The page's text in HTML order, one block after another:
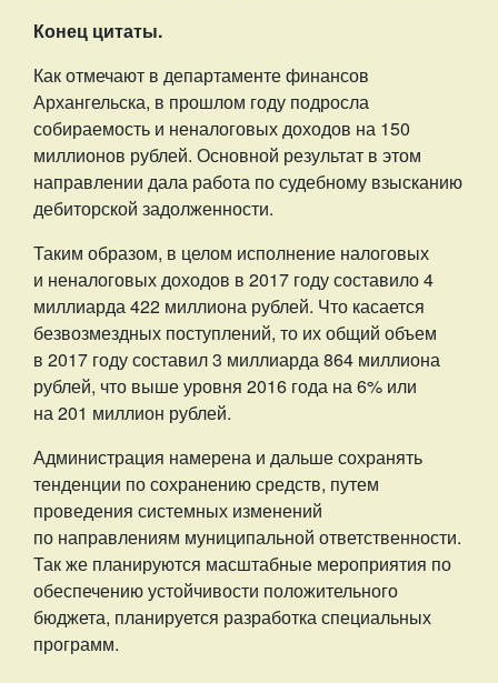
Конец цитаты.
Как отмечают в департаменте финансов
Архангельска, в прошлом году подросла
собираемость и неналоговых доходов на 150
миллионов рублей. Основной результат в этом
направлении дала работа по судебному взысканию
дебиторской задолженности.
Таким образом, в целом исполнение налоговых
и неналоговых доходов в 2017 году составило 4
миллиарда 422 миллиона рублей. Что касается
безвозмездных поступлений, то их общий объем
в 2017 году составил 3 миллиарда 864 миллиона
рублей, что выше уровня 2016 года на 6% или
на 201 миллион рублей.
Администрация намерена и дальше сохранять
тенденции по сохранению средств, путем
проведения системных изменений
по направлениям муниципальной ответственности.
Так же планируются масштабные мероприятия по
обеспечению устойчивости положительного
бюджета, планируется разработка специальных
программ.